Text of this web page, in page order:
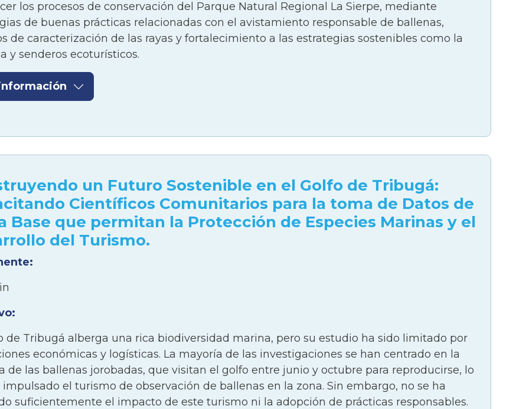
los procesos de conservación del Parque Natural Regional La Sierpe, mediante
de buenas prácticas relacionadas con el avistamiento responsable de ballenas,
de caracterización de las rayas y fortalecimiento a las estrategias sostenibles como la
y senderos ecoturísticos.
del Parque Natural Regional – PNR La Sierpe, se generó un mecanismo de
el de promover la creación, revisión y ajuste de los estímulos a la conservación
para orientar y lograr la implementación del plan de manejo del área protegida, este
conformado por los Consejos Comunitarios y la CVC.
protegida está enmarcada en el territorio de tres consejos comunitarios: Chucheros,
y La Plata Bahía Málaga, quienes en el año 2021 y en el marco de la adopción del
enfocados a la conservación, investigación, educación, planificación, ordenamiento y
propio de las comunidades.
y bajo los principios rectores del plan de manejo y la zonificación adoptada, se
desarrollar una estrategia que incorporé la mejora en las prácticas ya establecidas de
de naturaleza (senderos ecoturísticos), así como capacitar a la comunidad y los actores
en temas como el desenmallamiento de cetáceos de manera conjunta con las
competentes que incluya la adquisición de kits para estas labores.
un Futuro Sostenible en el Golfo de Tribugá:
Científicos Comunitarios para la toma de Datos de
Base que permitan la Protección de Especies Marinas y el
del Turismo.
de Tribugá alberga una rica biodiversidad marina, pero su estudio ha sido limitado por
económicas y logísticas. La mayoría de las investigaciones se han centrado en la
de las ballenas jorobadas, que visitan el golfo entre junio y octubre para reproducirse, lo
el turismo de observación de ballenas en la zona. Sin embargo, no se ha
suficientemente el impacto de este turismo ni la adopción de prácticas responsables.